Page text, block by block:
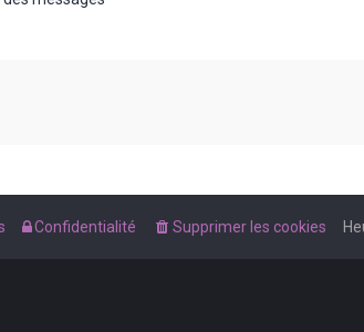
Supprimer les cookies
Confidentialité